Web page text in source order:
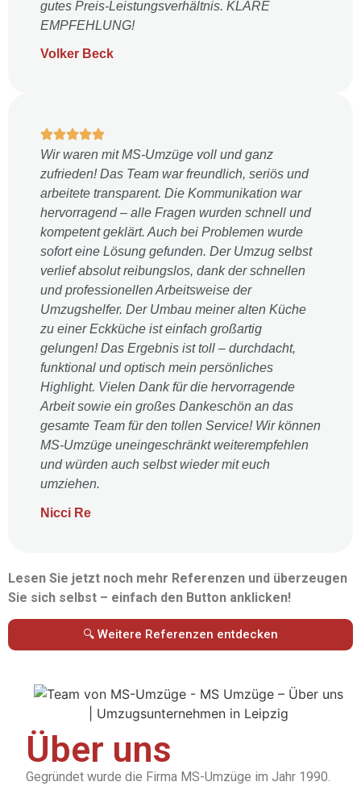
gutes Preis-Leistungsverhältnis. KLARE
EMPFEHLUNG!
Volker Beck
Wir waren mit MS-Umzüge voll und ganz
zufrieden! Das Team war freundlich, seriös und
arbeitete transparent. Die Kommunikation war
hervorragend – alle Fragen wurden schnell und
kompetent geklärt. Auch bei Problemen wurde
sofort eine Lösung gefunden. Der Umzug selbst
verlief absolut reibungslos, dank der schnellen
und professionellen Arbeitsweise der
Umzugshelfer. Der Umbau meiner alten Küche
zu einer Eckküche ist einfach großartig
gelungen! Das Ergebnis ist toll – durchdacht,
funktional und optisch mein persönliches
Highlight. Vielen Dank für die hervorragende
Arbeit sowie ein großes Dankeschön an das
gesamte Team für den tollen Service! Wir können
MS-Umzüge uneingeschränkt weiterempfehlen
und würden auch selbst wieder mit euch
umziehen.
Nicci Re
Lesen Sie jetzt noch mehr Referenzen und überzeugen
Sie sich selbst – einfach den Button anklicken!
🔍 Weitere Referenzen entdecken
Über uns
Gegründet wurde die Firma MS-Umzüge im Jahr 1990.